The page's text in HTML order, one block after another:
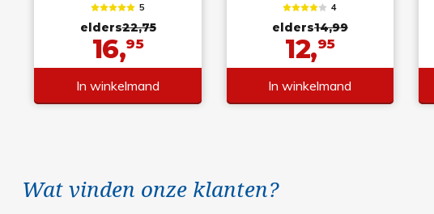
5
elders22,75
16,95
In winkelmand
4
elders14,99
12,95
In winkelmand
Wat vinden onze klanten?